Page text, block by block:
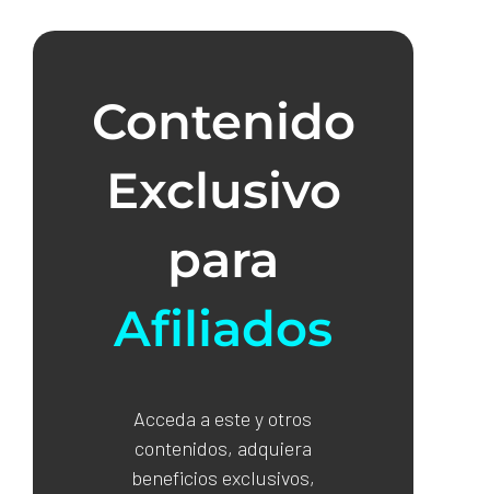
Contenido
Exclusivo
para
Afiliados
Acceda a este y otros
contenidos, adquiera
beneficios exclusivos,